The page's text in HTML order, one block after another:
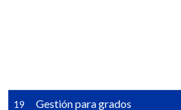
19 Gestión para grados